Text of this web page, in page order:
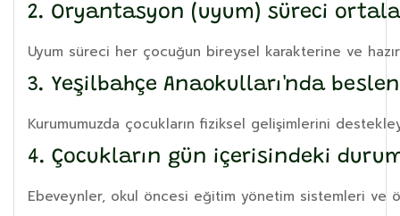
2. Oryantasyon (uyum) süreci
Uyum süreci her çocuğun bireysel karakterine ve
3. Yeşilbahçe Anaokulları'nda
Kurumumuzda çocukların fiziksel gelişimlerini
4. Çocukların gün içerisindeki
Ebeveynler, okul öncesi eğitim yönetim sistemleri ve